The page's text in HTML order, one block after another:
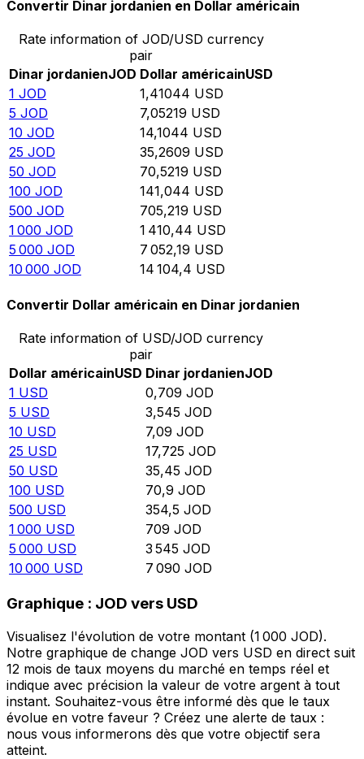
Convertir Dinar jordanien en Dollar américain
Rate information of JOD/USD currency
pair
Dinar jordanienJOD Dollar américainUSD
1 JOD 1,41044 USD
5 JOD 7,05219 USD
10 JOD 14,1044 USD
25 JOD 35,2609 USD
50 JOD 70,5219 USD
100 JOD 141,044 USD
500 JOD 705,219 USD
1 000 JOD 1 410,44 USD
5 000 JOD 7 052,19 USD
10 000 JOD 14 104,4 USD
Convertir Dollar américain en Dinar jordanien
Rate information of USD/JOD currency
pair
Dollar américainUSD Dinar jordanienJOD
1 USD 0,709 JOD
5 USD 3,545 JOD
10 USD 7,09 JOD
25 USD 17,725 JOD
50 USD 35,45 JOD
100 USD 70,9 JOD
500 USD 354,5 JOD
1 000 USD 709 JOD
5 000 USD 3 545 JOD
10 000 USD 7 090 JOD
Graphique : JOD vers USD
Visualisez l'évolution de votre montant (1 000 JOD).
Notre graphique de change JOD vers USD en direct suit
12 mois de taux moyens du marché en temps réel et
indique avec précision la valeur de votre argent à tout
instant. Souhaitez-vous être informé dès que le taux
évolue en votre faveur ? Créez une alerte de taux :
nous vous informerons dès que votre objectif sera
atteint.